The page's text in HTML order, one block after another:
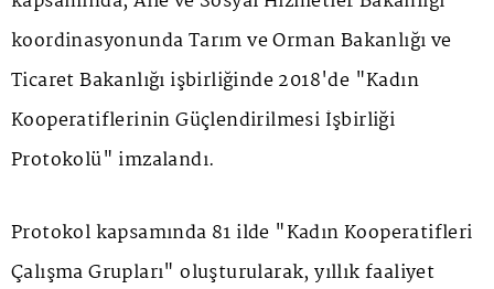
koordinasyonunda Tarım ve Orman Bakanlığı ve
Ticaret Bakanlığı işbirliğinde 2018'de "Kadın
Kooperatiflerinin Güçlendirilmesi İşbirliği
Protokolü" imzalandı.
Protokol kapsamında 81 ilde "Kadın Kooperatifleri
Çalışma Grupları" oluşturularak, yıllık faaliyet